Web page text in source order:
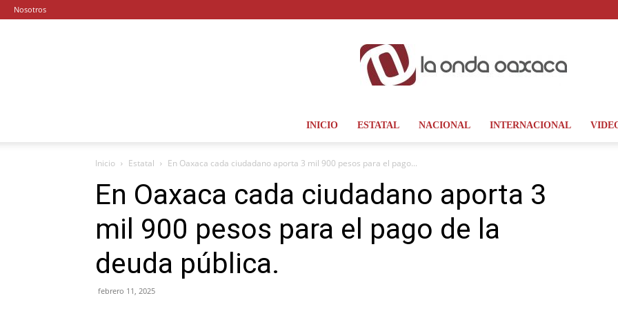
Nosotros
La
Onda
INICIO ESTATAL NACIONAL INTERNACIONAL
Inicio Estatal En Oaxaca cada ciudadano aporta 3 mil 900 pesos para el pago...
En Oaxaca cada ciudadano aporta 3
mil 900 pesos para el pago de la
deuda pública.
febrero 11, 2025